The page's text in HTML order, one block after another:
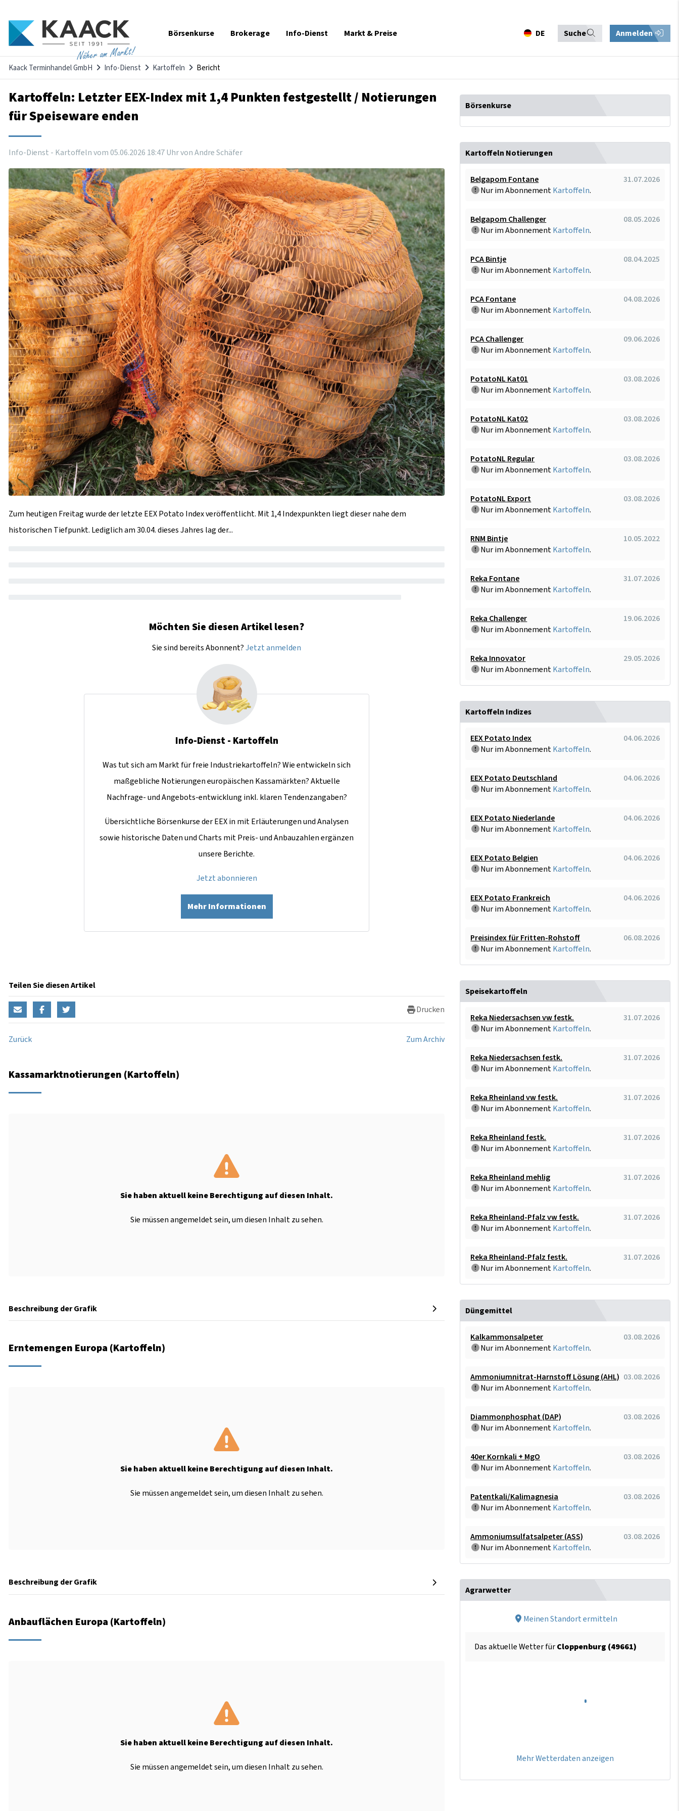
Näher am Markt!
Navigation
Börsenkurse Brokerage Info-Dienst Markt & Preise DE Suche Anmelden
Kaack Terminhandel GmbH Info-Dienst Kartoffeln Bericht
Kartoffeln: Letzter EEX-Index mit 1,4 Punkten festgestellt / Notierungen
für Speiseware enden
Info-Dienst - Kartoffeln vom05.06.2026 18:47Uhrvon Andre Schäfer
Zum heutigen Freitag wurde der letzte EEX Potato Index veröffentlicht. Mit 1,4 Indexpunkten liegt dieser nahe dem
historischen Tiefpunkt. Lediglich am 30.04. dieses Jahres lag der...
Möchten Sie diesen Artikel lesen?
Sie sind bereits Abonnent?Jetzt anmelden
Info-Dienst - Kartoffeln
Was tut sich am Markt für freie Industriekartoffeln? Wie entwickeln sich
maßgebliche Notierungen europäischen Kassamärkten? Aktuelle
Nachfrage- und Angebots-entwicklung inkl. klaren Tendenzangaben?
Übersichtliche Börsenkurse der EEX in mit Erläuterungen und Analysen
sowie historische Daten und Charts mit Preis- und Anbauzahlen ergänzen
unsere Berichte.
Jetzt abonnieren
Mehr Informationen
Teilen Sie diesen Artikel
Drucken
Zurück Zum Archiv
Kassamarktnotierungen (Kartoffeln)
Sie haben aktuell keine Berechtigung auf diesen Inhalt.
Sie müssen angemeldet sein, um diesen Inhalt zu sehen.
Beschreibung der Grafik
Erntemengen Europa (Kartoffeln)
Sie haben aktuell keine Berechtigung auf diesen Inhalt.
Sie müssen angemeldet sein, um diesen Inhalt zu sehen.
Beschreibung der Grafik
Anbauflächen Europa (Kartoffeln)
Sie haben aktuell keine Berechtigung auf diesen Inhalt.
Sie müssen angemeldet sein, um diesen Inhalt zu sehen.
Börsenkurse
Kartoffeln Notierungen
Belgapom Fontane
31.07.2026
Nur im AbonnementKartoffeln.
Belgapom Challenger
08.05.2026
Nur im AbonnementKartoffeln.
PCA Bintje
08.04.2025
Nur im AbonnementKartoffeln.
PCA Fontane
04.08.2026
Nur im AbonnementKartoffeln.
PCA Challenger
09.06.2026
Nur im AbonnementKartoffeln.
PotatoNL Kat01
03.08.2026
Nur im AbonnementKartoffeln.
PotatoNL Kat02
03.08.2026
Nur im AbonnementKartoffeln.
PotatoNL Regular
03.08.2026
Nur im AbonnementKartoffeln.
PotatoNL Export
03.08.2026
Nur im AbonnementKartoffeln.
RNM Bintje
10.05.2022
Nur im AbonnementKartoffeln.
Reka Fontane
31.07.2026
Nur im AbonnementKartoffeln.
Reka Challenger
19.06.2026
Nur im AbonnementKartoffeln.
Reka Innovator
29.05.2026
Nur im AbonnementKartoffeln.
Kartoffeln Indizes
EEX Potato Index
04.06.2026
Nur im AbonnementKartoffeln.
EEX Potato Deutschland
04.06.2026
Nur im AbonnementKartoffeln.
EEX Potato Niederlande
04.06.2026
Nur im AbonnementKartoffeln.
EEX Potato Belgien
04.06.2026
Nur im AbonnementKartoffeln.
EEX Potato Frankreich
04.06.2026
Nur im AbonnementKartoffeln.
Preisindex für Fritten-Rohstoff
06.08.2026
Nur im AbonnementKartoffeln.
Speisekartoffeln
Reka Niedersachsen vw festk.
31.07.2026
Nur im AbonnementKartoffeln.
Reka Niedersachsen festk.
31.07.2026
Nur im AbonnementKartoffeln.
Reka Rheinland vw festk.
31.07.2026
Nur im AbonnementKartoffeln.
Reka Rheinland festk.
31.07.2026
Nur im AbonnementKartoffeln.
Reka Rheinland mehlig
31.07.2026
Nur im AbonnementKartoffeln.
Reka Rheinland-Pfalz vw festk.
31.07.2026
Nur im AbonnementKartoffeln.
Reka Rheinland-Pfalz festk.
31.07.2026
Nur im AbonnementKartoffeln.
Düngemittel
Kalkammonsalpeter
03.08.2026
Nur im AbonnementKartoffeln.
Ammoniumnitrat-Harnstoff Lösung (AHL) 03.08.2026
Nur im AbonnementKartoffeln.
Diammonphosphat (DAP)
03.08.2026
Nur im AbonnementKartoffeln.
40er Kornkali + MgO
03.08.2026
Nur im AbonnementKartoffeln.
Patentkali/Kalimagnesia
03.08.2026
Nur im AbonnementKartoffeln.
Ammoniumsulfatsalpeter (ASS)
03.08.2026
Nur im AbonnementKartoffeln.
Agrarwetter
Meinen Standort ermitteln
Das aktuelle Wetter fürCloppenburg (49661)
Mehr Wetterdaten anzeigen